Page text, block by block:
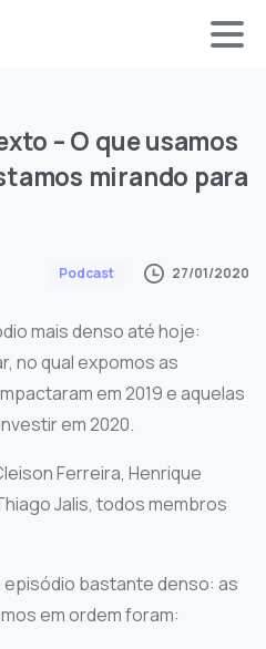
–O queusamos
mirando para
Podcast 27/01/2020
mais denso até hoje:
no qual expomos as
em 2019 e aquelas
em 2020.
Ferreira, Henrique
Jalis, todos membros
episódio bastante denso: as
em ordem foram: